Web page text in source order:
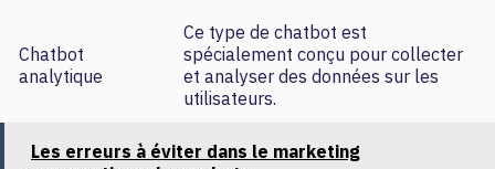
Chatbot
analytique
Ce type de chatbot est
spécialement conçu pour collecter
et analyser des données sur les
utilisateurs.
Les erreurs à éviter dans le marketing